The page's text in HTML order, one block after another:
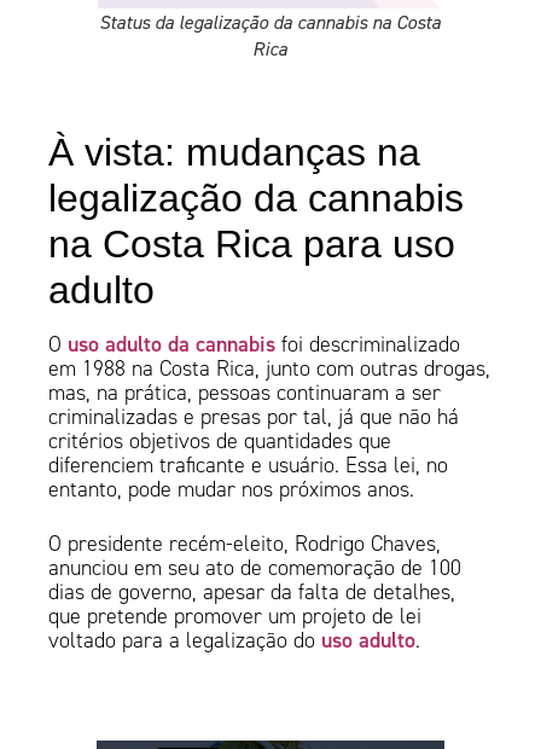
Status da legalização da cannabis na Costa
Rica
À vista: mudanças na
legalização da cannabis
na Costa Rica para uso
adulto
O uso adulto da cannabis foi descriminalizado
em 1988 na Costa Rica, junto com outras drogas,
mas, na prática, pessoas continuaram a ser
criminalizadas e presas por tal, já que não há
critérios objetivos de quantidades que
diferenciem traficante e usuário. Essa lei, no
entanto, pode mudar nos próximos anos.
O presidente recém-eleito, Rodrigo Chaves,
anunciou em seu ato de comemoração de 100
dias de governo, apesar da falta de detalhes,
que pretende promover um projeto de lei
voltado para a legalização do uso adulto.